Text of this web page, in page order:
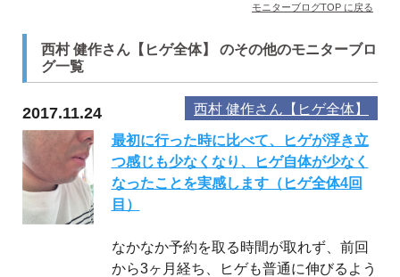
モニターブログTOP に戻る
西村 健作さん【ヒゲ全体】 のその他のモニターブロ
グ一覧
2017.11.24 西村 健作さん【ヒゲ全体】
最初に行った時に比べて、ヒゲが浮き立
つ感じも少なくなり、ヒゲ自体が少なく
なったことを実感します（ヒゲ全体4回
目）
なかなか予約を取る時間が取れず、前回
から3ヶ月経ち、ヒゲも普通に伸びるよう